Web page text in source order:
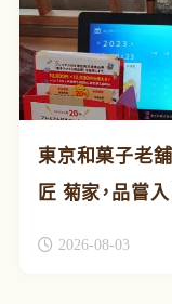
東京和菓子老
匠 菊家，品嘗
2026-08-03